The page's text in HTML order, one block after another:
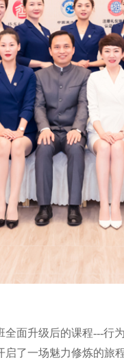
面升级后的课程---行
了一场魅力修炼的旅